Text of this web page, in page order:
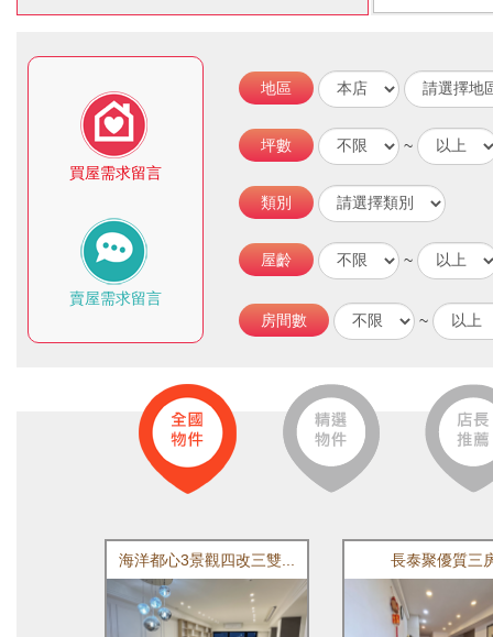
買屋需求留言
賣屋需求留言
地區
坪數 ~
類別
屋齡 ~
房間數 ~
海洋都心3景觀四改三雙... 長泰聚優質三
02-27033488
巨勝地政士聯盟事務所
瑞明地政士聯盟事務所
02-2795261
信德地政士聯盟事務所
02-22720570
方揚地政士聯盟事務所
瑞紳地政士聯盟事務所
02-29267577